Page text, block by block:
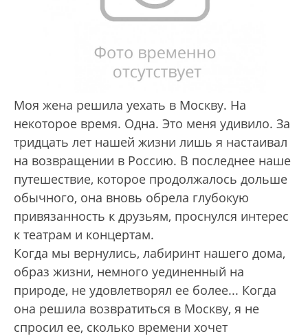
Моя жена решила уехать в Москву. На
некоторое время. Одна. Это меня удивило. За
тридцать лет нашей жизни лишь я настаивал
на возвращении в Россию. В последнее наше
путешествие, которое продолжалось дольше
обычного, она вновь обрела глубокую
привязанность к друзьям, проснулся интерес
к театрам и концертам.
Когда мы вернулись, лабиринт нашего дома,
образ жизни, немного уединенный на
природе, не удовлетворял ее более... Когда
она решила возвратиться в Москву, я не
спросил ее, сколько времени хочет